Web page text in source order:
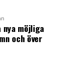
möjliga
och över